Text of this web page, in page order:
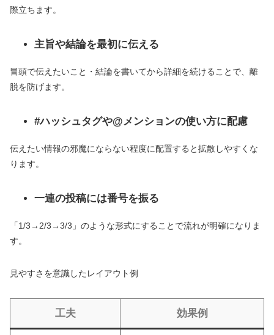
際立ちます。
主旨や結論を最初に伝える
冒頭で伝えたいこと・結論を書いてから詳細を続けることで、離
脱を防げます。
#ハッシュタグや@メンションの使い方に配慮
伝えたい情報の邪魔にならない程度に配置すると拡散しやすくな
ります。
一連の投稿には番号を振る
「1/3→2/3→3/3」のような形式にすることで流れが明確になりま
す。
見やすさを意識したレイアウト例
工夫 効果例